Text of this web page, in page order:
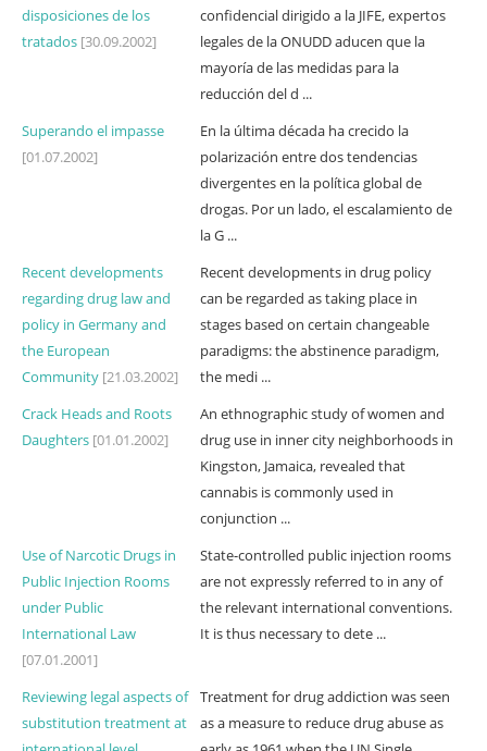
disposiciones de los
tratados [30.09.2002]
confidencial dirigido a la JIFE, expertos
legales de la ONUDD aducen que la
mayoría de las medidas para la
reducción del d ...
Superando el impasse
[01.07.2002]
En la última década ha crecido la
polarización entre dos tendencias
divergentes en la política global de
drogas. Por un lado, el escalamiento de
la G ...
Recent developments
regarding drug law and
policy in Germany and
the European
Community [21.03.2002]
Recent developments in drug policy
can be regarded as taking place in
stages based on certain changeable
paradigms: the abstinence paradigm,
the medi ...
Crack Heads and Roots
Daughters [01.01.2002]
An ethnographic study of women and
drug use in inner city neighborhoods in
Kingston, Jamaica, revealed that
cannabis is commonly used in
conjunction ...
Use of Narcotic Drugs in
Public Injection Rooms
under Public
International Law
[07.01.2001]
State-controlled public injection rooms
are not expressly referred to in any of
the rele­vant international conventions.
It is thus necessary to dete ...
Reviewing legal aspects of
substitution treatment at
Treatment for drug addiction was seen
as a measure to reduce drug abuse as